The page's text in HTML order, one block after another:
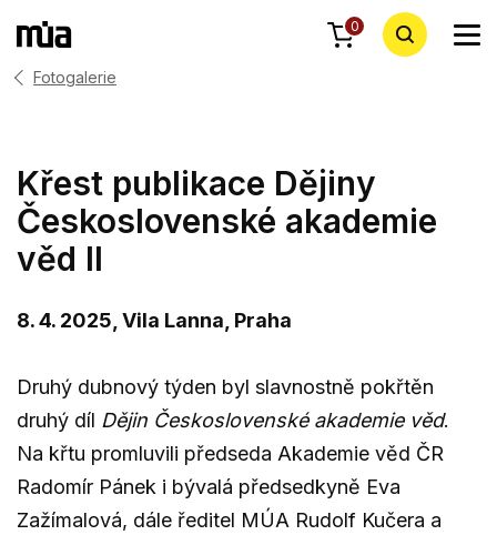
0
Fotogalerie
Křest publikace Dějiny
Československé akademie
věd II
8. 4. 2025, Vila Lanna, Praha
Druhý dubnový týden byl slavnostně pokřtěn
druhý díl Dějin Československé akademie věd.
Na křtu promluvili předseda Akademie věd ČR
Radomír Pánek i bývalá předsedkyně Eva
Zažímalová, dále ředitel MÚA Rudolf Kučera a